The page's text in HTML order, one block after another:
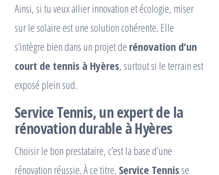
Ainsi, si tu veux allier innovation et écologie, miser
sur le solaire est une solution cohérente. Elle
s’intègre bien dans un projet de rénovation d’un
court de tennis à Hyères, surtout si le terrain est
exposé plein sud.
Service Tennis, un expert de la
rénovation durable à Hyères
Choisir le bon prestataire, c’est la base d’une
rénovation réussie. À ce titre, Service Tennis se